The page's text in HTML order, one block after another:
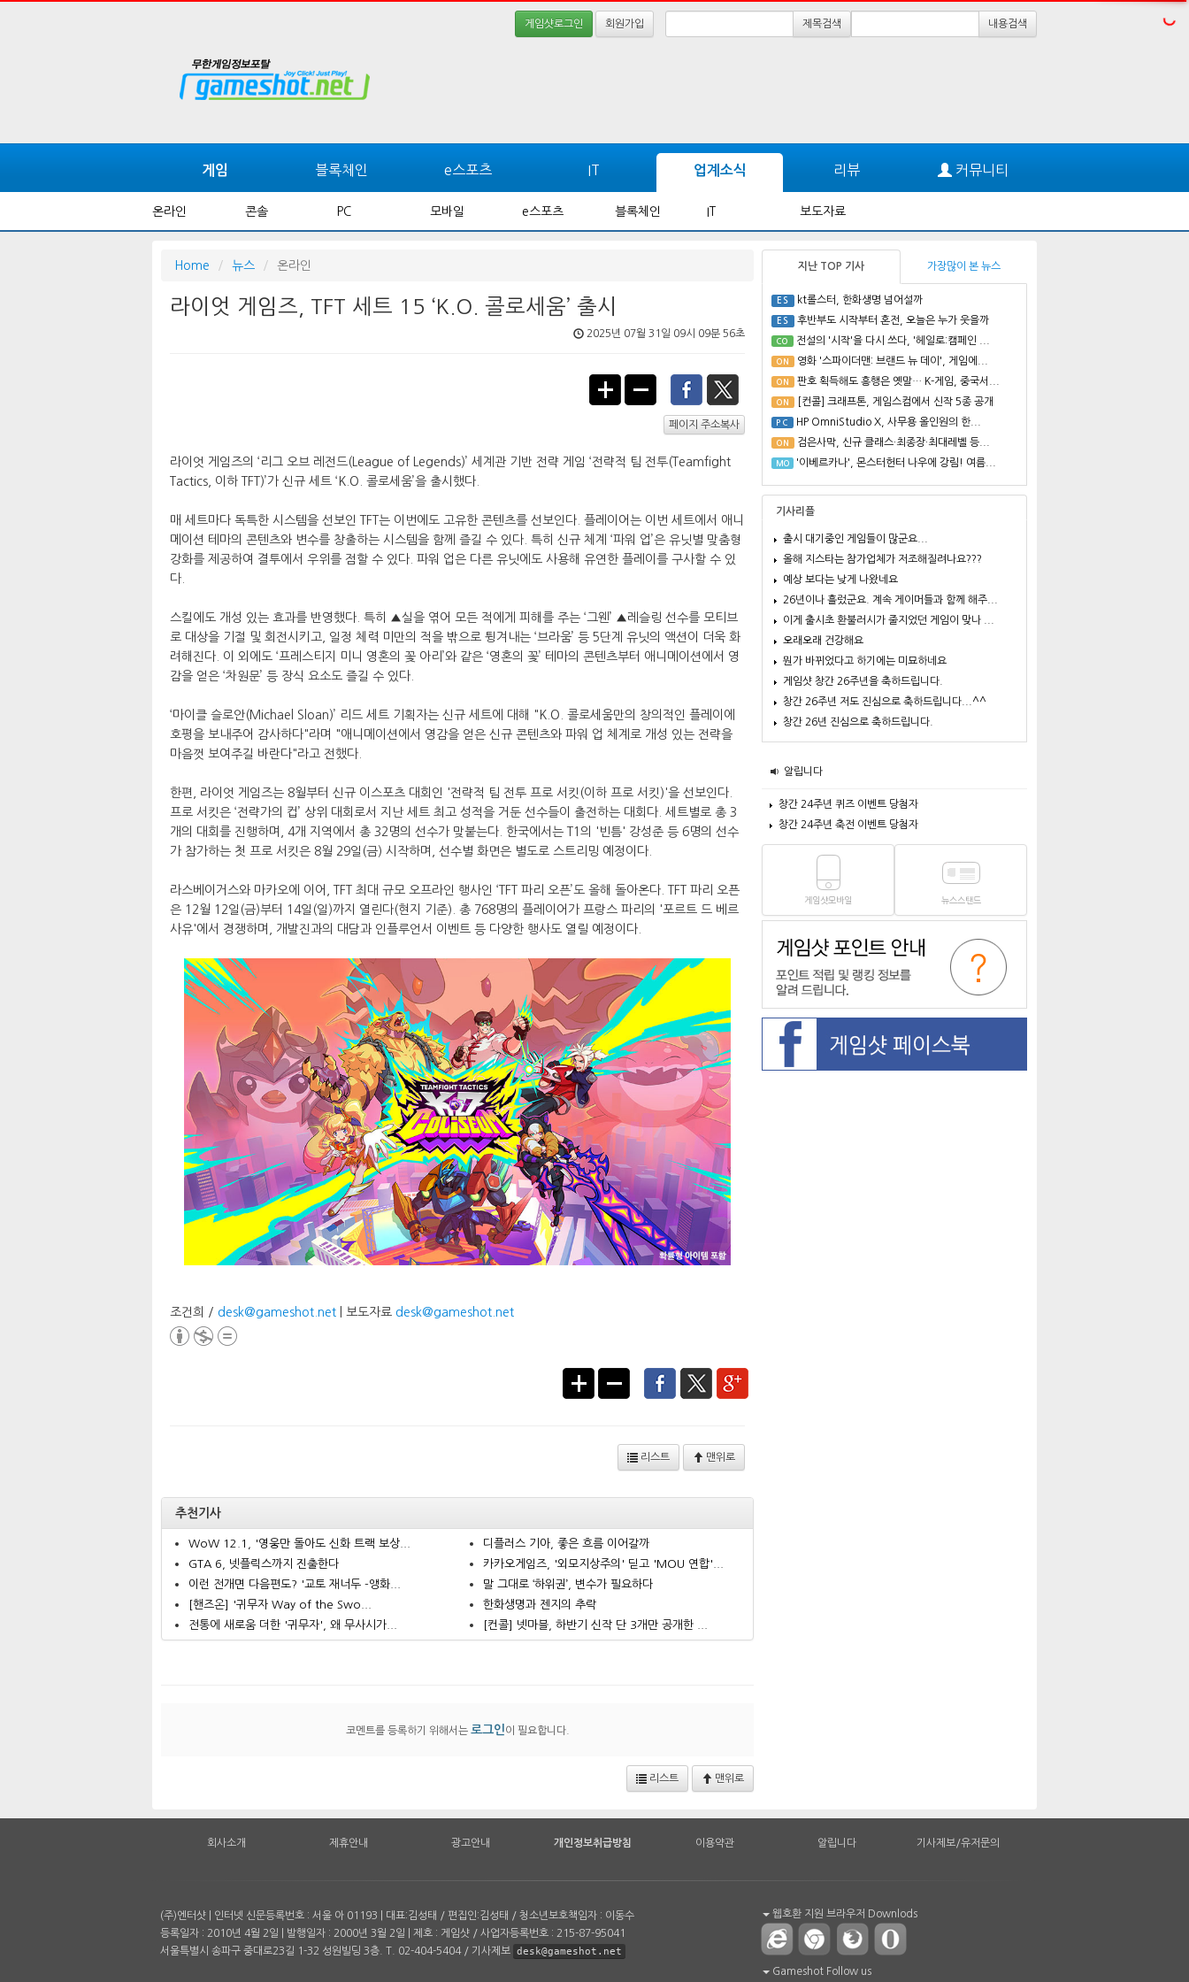
게임샷로그인 회원가입 제목검색 내용검색
게임 블록체인 e스포츠 IT 업계소식 리뷰 커뮤니티
온라인 콘솔 PC 모바일 e스포츠 블록체인 IT 보도자료
Home 뉴스 온라인
라이엇 게임즈, TFT 세트 15 ‘K.O. 콜로세움’ 출시
2025년 07월 31일 09시 09분 56초
페이지 주소복사
라이엇 게임즈의 ‘리그 오브 레전드(League of Legends)’ 세계관 기반 전략 게임 ‘전략적 팀 전투(Teamfight
Tactics, 이하 TFT)’가 신규 세트 ‘K.O. 콜로세움’을 출시했다.
매 세트마다 독특한 시스템을 선보인 TFT는 이번에도 고유한 콘텐츠를 선보인다. 플레이어는 이번 세트에서 애니
메이션 테마의 콘텐츠와 변수를 창출하는 시스템을 함께 즐길 수 있다. 특히 신규 체계 ‘파워 업’은 유닛별 맞춤형
강화를 제공하여 결투에서 우위를 점할 수 있다. 파워 업은 다른 유닛에도 사용해 유연한 플레이를 구사할 수 있
다.
스킬에도 개성 있는 효과를 반영했다. 특히 ▲실을 엮어 모든 적에게 피해를 주는 ‘그웬’ ▲레슬링 선수를 모티브
로 대상을 기절 및 회전시키고, 일정 체력 미만의 적을 밖으로 튕겨내는 ‘브라움’ 등 5단계 유닛의 액션이 더욱 화
려해진다. 이 외에도 ‘프레스티지 미니 영혼의 꽃 아리’와 같은 ‘영혼의 꽃’ 테마의 콘텐츠부터 애니메이션에서 영
감을 얻은 ‘차원문’ 등 장식 요소도 즐길 수 있다.
‘마이클 슬로안(Michael Sloan)’ 리드 세트 기획자는 신규 세트에 대해 "K.O. 콜로세움만의 창의적인 플레이에
호평을 보내주어 감사하다"라며 "애니메이션에서 영감을 얻은 신규 콘텐츠와 파워 업 체계로 개성 있는 전략을
마음껏 보여주길 바란다"라고 전했다.
한편, 라이엇 게임즈는 8월부터 신규 이스포츠 대회인 '전략적 팀 전투 프로 서킷(이하 프로 서킷)'을 선보인다.
프로 서킷은 ‘전략가의 컵’ 상위 대회로서 지난 세트 최고 성적을 거둔 선수들이 출전하는 대회다. 세트별로 총 3
개의 대회를 진행하며, 4개 지역에서 총 32명의 선수가 맞붙는다. 한국에서는 T1의 '빈틈' 강성준 등 6명의 선수
가 참가하는 첫 프로 서킷은 8월 29일(금) 시작하며, 선수별 화면은 별도로 스트리밍 예정이다.
라스베이거스와 마카오에 이어, TFT 최대 규모 오프라인 행사인 ‘TFT 파리 오픈’도 올해 돌아온다. TFT 파리 오픈
은 12월 12일(금)부터 14일(일)까지 열린다(현지 기준). 총 768명의 플레이어가 프랑스 파리의 '포르트 드 베르
사유'에서 경쟁하며, 개발진과의 대담과 인플루언서 이벤트 등 다양한 행사도 열릴 예정이다.
조건희 / desk@gameshot.net | 보도자료 desk@gameshot.net
리스트 맨위로
추천기사
WoW 12.1, '영웅만 돌아도 신화 트랙 보상...
GTA 6, 넷플릭스까지 진출한다
이런 전개면 다음편도? '교토 재너두 -앵화...
[핸즈온] '귀무자 Way of the Swo...
전통에 새로움 더한 '귀무자', 왜 무사시가...
디플러스 기아, 좋은 흐름 이어갈까
카카오게임즈, '외모지상주의' 딛고 'MOU 연합'...
말 그대로 ‘하위권’, 변수가 필요하다
한화생명과 젠지의 추락
[컨콜] 넷마블, 하반기 신작 단 3개만 공개한 ...
코멘트를 등록하기 위해서는 로그인이 필요합니다.
리스트 맨위로
지난 TOP 기사 가장많이 본 뉴스
ES kt롤스터, 한화생명 넘어설까
ES 후반부도 시작부터 혼전, 오늘은 누가 웃을까
CO 전설의 '시작'을 다시 쓰다, '헤일로:캠페인 ...
ON 영화 '스파이더맨: 브랜드 뉴 데이', 게임에...
ON 판호 획득해도 흥행은 옛말… K-게임, 중국서...
ON [컨콜] 크래프톤, 게임스컴에서 신작 5종 공개
PC HP OmniStudio X, 사무용 올인원의 한...
ON 검은사막, 신규 클래스·최종장·최대레벨 등...
MO '이베르카나', 몬스터헌터 나우에 강림! 여름...
기사리플
출시 대기중인 게임들이 많군요...
올해 지스타는 참가업체가 저조해질려나요???
예상 보다는 낮게 나왔네요
26년이나 흘렀군요. 계속 게이머들과 함께 해주...
이게 출시초 환불러시가 줄지었던 게임이 맞나 ...
오래오래 건강해요
뭔가 바뀌었다고 하기에는 미묘하네요
게임샷 창간 26주년을 축하드립니다.
창간 26주년 저도 진심으로 축하드립니다...^^
창간 26년 진심으로 축하드립니다.
알립니다
창간 24주년 퀴즈 이벤트 당첨자
창간 24주년 축전 이벤트 당첨자
게임샷모바일 뉴스스탠드
회사소개 제휴안내 광고안내 개인정보취급방침 이용약관 알립니다 기사제보/유저문의
(주)엔터샷 | 인터넷 신문등록번호 : 서울 아 01193 | 대표:김성태 / 편집인:김성태 / 청소년보호책임자 : 이동수
등록일자 : 2010년 4월 2일 | 발행일자 : 2000년 3월 2일 | 제호 : 게임샷 / 사업자등록번호 : 215-87-95041
서울특별시 송파구 중대로23길 1-32 성원빌딩 3층. T. 02-404-5404 / 기사제보 desk@gameshot.net
웹호환 지원 브라우저 Downlods
Gameshot Follow us